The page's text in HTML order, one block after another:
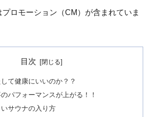
ロモーション（CM）が含まれていま
目次
て健康にいいのか？？
パフォーマンスが上がる！！
サウナの入り方